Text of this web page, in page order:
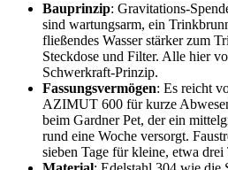
Bauprinzip: Gravitations-
sind wartungsarm, ein
fließendes Wasser stärker zum
Steckdose und Filter. Alle hier
Schwerkraft-Prinzip.
Fassungsvermögen: Es reicht
AZIMUT 600 für kurze
beim Gardner Pet, der ein
rund eine Woche versorgt.
sieben Tage für kleine, etwa